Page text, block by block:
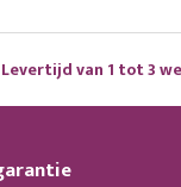
Levertijd van 1 tot 3